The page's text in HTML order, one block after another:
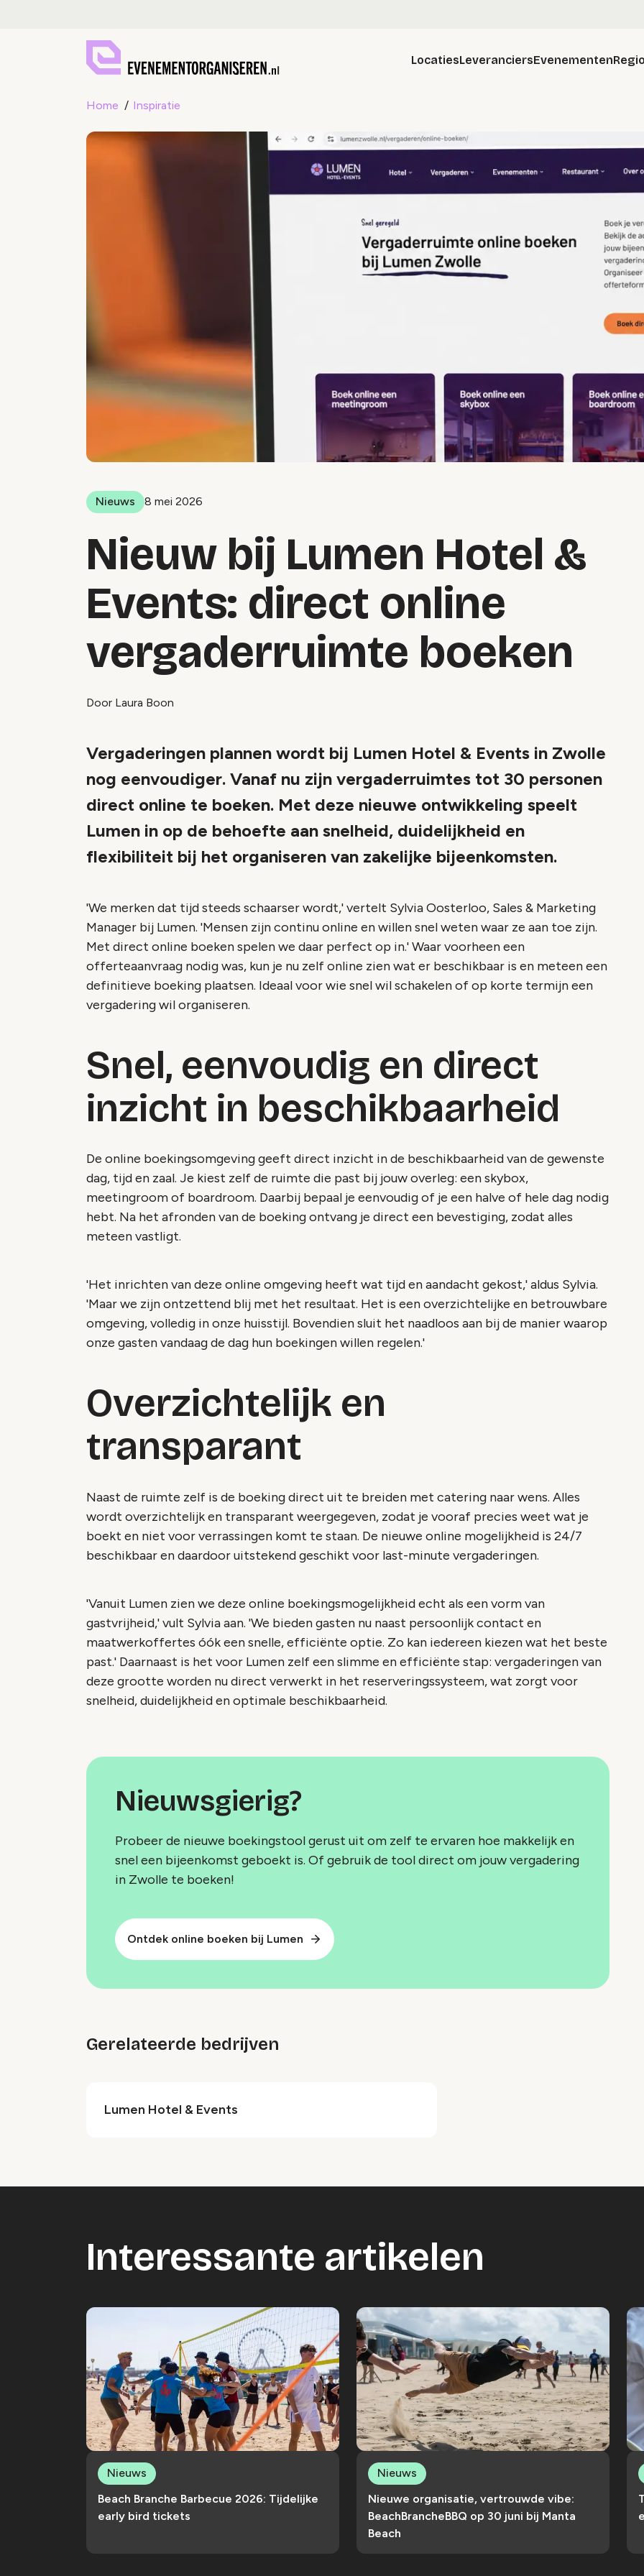
LocatiesLeveranciersEvenementen
Home Inspiratie
Nieuws 8 mei 2026
Nieuw bij Lumen Hotel &
Events: direct online
vergaderruimte boeken
Door Laura Boon
Vergaderingen plannen wordt bij Lumen Hotel & Events in Zwolle
nog eenvoudiger. Vanaf nu zijn vergaderruimtes tot 30 personen
direct online te boeken. Met deze nieuwe ontwikkeling speelt
Lumen in op de behoefte aan snelheid, duidelijkheid en
flexibiliteit bij het organiseren van zakelijke bijeenkomsten.
'We merken dat tijd steeds schaarser wordt,' vertelt Sylvia Oosterloo, Sales & Marketing
Manager bij Lumen. 'Mensen zijn continu online en willen snel weten waar ze aan toe zijn.
Met direct online boeken spelen we daar perfect op in.' Waar voorheen een
offerteaanvraag nodig was, kun je nu zelf online zien wat er beschikbaar is en meteen een
definitieve boeking plaatsen. Ideaal voor wie snel wil schakelen of op korte termijn een
vergadering wil organiseren.
Snel, eenvoudig en direct
inzicht in beschikbaarheid
De online boekingsomgeving geeft direct inzicht in de beschikbaarheid van de gewenste
dag, tijd en zaal. Je kiest zelf de ruimte die past bij jouw overleg: een skybox,
meetingroom of boardroom. Daarbij bepaal je eenvoudig of je een halve of hele dag nodig
hebt. Na het afronden van de boeking ontvang je direct een bevestiging, zodat alles
meteen vastligt.
'Het inrichten van deze online omgeving heeft wat tijd en aandacht gekost,' aldus Sylvia.
'Maar we zijn ontzettend blij met het resultaat. Het is een overzichtelijke en betrouwbare
omgeving, volledig in onze huisstijl. Bovendien sluit het naadloos aan bij de manier waarop
onze gasten vandaag de dag hun boekingen willen regelen.'
Overzichtelijk en
transparant
Naast de ruimte zelf is de boeking direct uit te breiden met catering naar wens. Alles
wordt overzichtelijk en transparant weergegeven, zodat je vooraf precies weet wat je
boekt en niet voor verrassingen komt te staan. De nieuwe online mogelijkheid is 24/7
beschikbaar en daardoor uitstekend geschikt voor last-minute vergaderingen.
'Vanuit Lumen zien we deze online boekingsmogelijkheid echt als een vorm van
gastvrijheid,' vult Sylvia aan. 'We bieden gasten nu naast persoonlijk contact en
maatwerkoffertes óók een snelle, efficiënte optie. Zo kan iedereen kiezen wat het beste
past.' Daarnaast is het voor Lumen zelf een slimme en efficiënte stap: vergaderingen van
deze grootte worden nu direct verwerkt in het reserveringssysteem, wat zorgt voor
snelheid, duidelijkheid en optimale beschikbaarheid.
Nieuwsgierig?
Probeer de nieuwe boekingstool gerust uit om zelf te ervaren hoe makkelijk en
snel een bijeenkomst geboekt is. Of gebruik de tool direct om jouw vergadering
in Zwolle te boeken!
Ontdek online boeken bij Lumen
Gerelateerde bedrijven
Lumen Hotel & Events
Interessante artikelen
Beach Branche Barbecue 2026: Tijdelijke
early bird tickets
Nieuws
Nieuwe organisatie, vertrouwde vibe:
BeachBrancheBBQ op 30 juni bij Manta
Beach
Nieuws